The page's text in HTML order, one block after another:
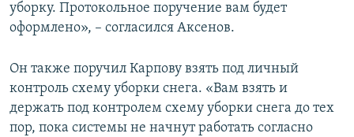
уборку. Протокольное поручение вам будет
оформлено», – согласился Аксенов.
Он также поручил Карпову взять под личный
контроль схему уборки снега. «Вам взять и
держать под контролем схему уборки снега до тех
пор, пока системы не начнут работать согласно